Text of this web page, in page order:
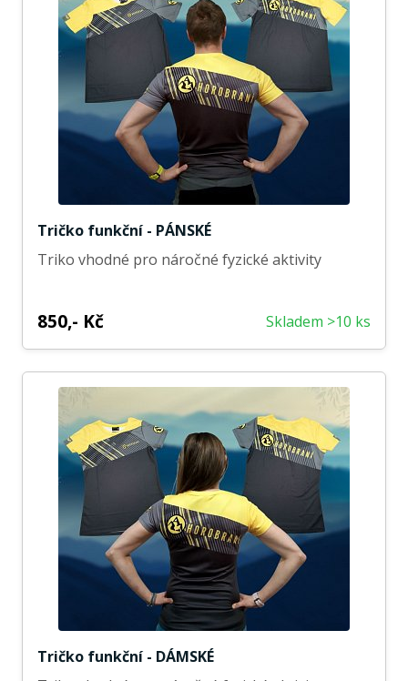
Tričko funkční - PÁNSKÉ
Triko vhodné pro náročné fyzické aktivity
850,- Kč Skladem >10 ks
Tričko funkční - DÁMSKÉ